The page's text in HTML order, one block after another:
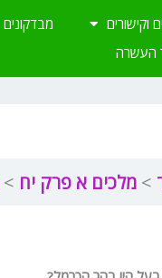
וקישורים מבדקונים
העשרה
מלכים א פרק יח